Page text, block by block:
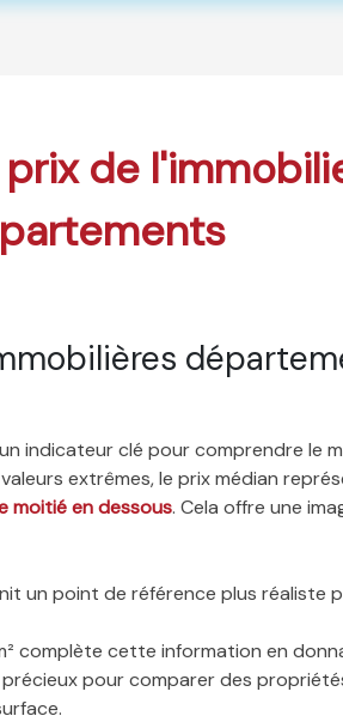
prix de
indicateur clé pour comprendre le
extrêmes, le prix médian
moitié en dessous. Cela offre une
un point de référence plus réaliste
complète cette information en
pour comparer des